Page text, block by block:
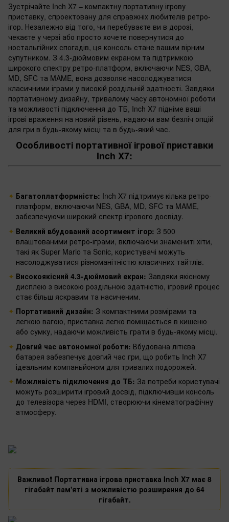
Зустрічайте Inch X7 – компактну портативну ігрову
приставку, спроектовану для справжніх любителів ретро-
ігор. Незалежно від того, чи перебуваєте ви в дорозі,
чекаєте у черзі або просто хочете повернутися до
ностальгійних спогадів, ця консоль стане вашим вірним
супутником. З 4.3-дюймовим екраном та підтримкою
широкого спектру ретро-платформ, включаючи NES, GBA,
MD, SFC та MAME, вона дозволяє насолоджуватися
класичними іграми у високій роздільній здатності. Завдяки
портативному дизайну, тривалому часу автономної роботи
та можливості підключення до ТБ, Inch X7 підніме ваші
ігрові враження на новий рівень, надаючи вам безліч опцій
для гри в будь-якому місці та в будь-який час.
Особливості портативної ігрової приставки
Inch X7:
Багатоплатформність: Inch X7 підтримує кілька ретро-
платформ, включаючи NES, GBA, MD, SFC та MAME,
забезпечуючи широкий спектр ігрового досвіду.
Великий вбудований асортимент ігор: З 500
влаштованими ретро-іграми, включаючи знамениті хіти,
такі як Super Mario та Sonic, користувачі можуть
насолоджуватися різноманітністю класичних тайтлів.
Високоякісний 4.3-дюймовий екран: Завдяки якісному
дисплею з високою роздільною здатністю, ігровий процес
стає більш яскравим та насиченим.
Портативний дизайн: З компактними розмірами та
легкою вагою, приставка легко поміщається в кишеню
або сумку, надаючи можливість грати в будь-якому місці.
Довгий час автономної роботи: Вбудована літієва
батарея забезпечує довгий час гри, що робить Inch X7
ідеальним компаньйоном для тривалих подорожей.
Можливість підключення до ТБ: За потреби користувачі
можуть розширити ігровий досвід, підключивши консоль
до телевізора через HDMI, створюючи кінематографічну
атмосферу.
Важливо❗️ Портативна ігрова приставка Inch X7 має 8
гігабайт пам'яті з можливістю розширення до 64
гігабайт.